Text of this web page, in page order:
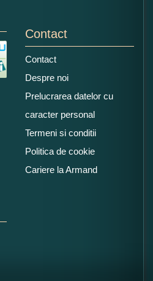
Contact
Contact
Despre noi
Prelucrarea datelor cu
caracter personal
Termeni si conditii
Politica de cookie
Cariere la Armand